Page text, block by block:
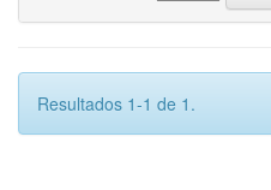
Resultados 1-1 de 1.